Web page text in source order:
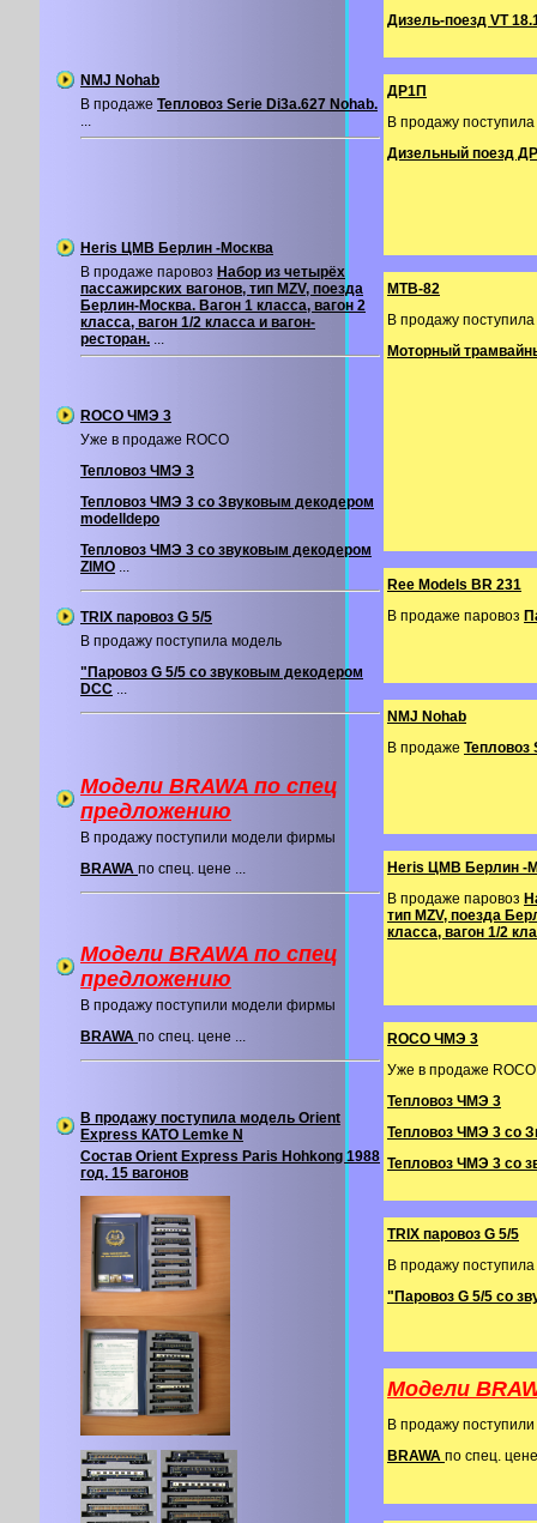
NMJ Nohab
В продаже Тепловоз Serie Di3a.627 Nohab.
...
Heris ЦМВ Берлин -Москва
В продаже паровоз Набор из четырёх
пассажирских вагонов, тип MZV, поезда
Берлин-Москва. Вагон 1 класса, вагон 2
класса, вагон 1/2 класса и вагон-
ресторан. ...
ROCO ЧМЭ 3
Уже в продаже ROCO
Тепловоз ЧМЭ 3
Тепловоз ЧМЭ 3 со Звуковым декодером
modelldepo
Тепловоз ЧМЭ 3 со звуковым декодером
ZIMO ...
TRIX паровоз G 5/5
В продажу поступила модель
"Паровоз G 5/5 со звуковым декодером
DCC ...
Модели BRAWA по спец
предложению
В продажу поступили модели фирмы
BRAWA по спец. цене ...
Модели BRAWA по спец
предложению
В продажу поступили модели фирмы
BRAWA по спец. цене ...
В продажу поступила модель Orient
Express КАТО Lemke N
Состав Orient Express Paris Hohkong 1988
год. 15 вагонов
Дизель-поезд VT
ДР1П
В продажу
Дизельный поезд
МТВ-82
В продажу
Моторный
Ree Models BR 231
В продаже паровоз
NMJ Nohab
В продаже Тепловоз
Heris ЦМВ Берлин -
В продаже паровоз
тип MZV, поезда
класса, вагон 1/2
ROCO ЧМЭ 3
Уже в продаже ROCO
Тепловоз ЧМЭ 3
Тепловоз ЧМЭ 3 со
Тепловоз ЧМЭ 3 со
TRIX паровоз G 5/5
В продажу
"Паровоз G 5/5 со
Модели
В продажу
BRAWA по спец.